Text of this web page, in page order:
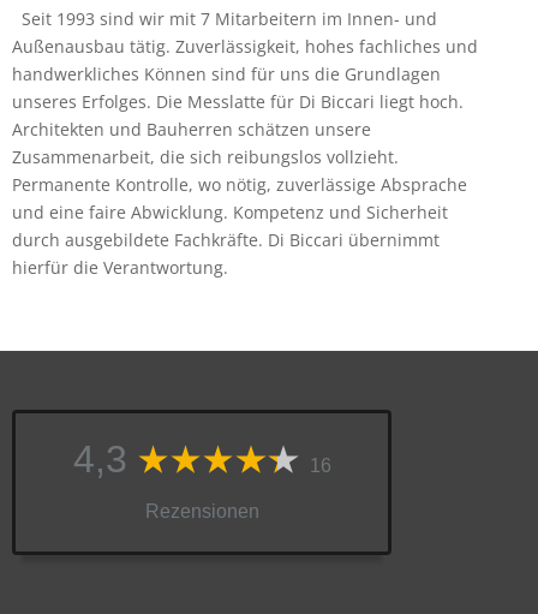
Seit 1993 sind wir mit 7 Mitarbeitern im Innen- und
Außenausbau tätig. Zuverlässigkeit, hohes fachliches und
handwerkliches Können sind für uns die Grundlagen
unseres Erfolges. Die Messlatte für Di Biccari liegt hoch.
Architekten und Bauherren schätzen unsere
Zusammenarbeit, die sich reibungslos vollzieht.
Permanente Kontrolle, wo nötig, zuverlässige Absprache
und eine faire Abwicklung. Kompetenz und Sicherheit
durch ausgebildete Fachkräfte. Di Biccari übernimmt
hierfür die Verantwortung.
4,3 16
Rezensionen